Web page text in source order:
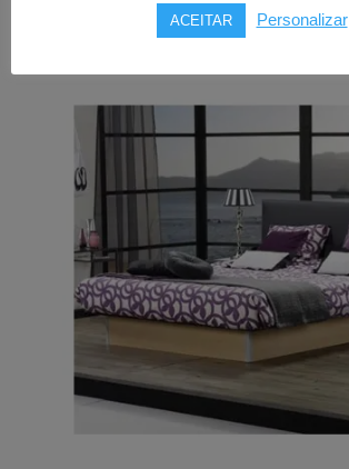
463,00€Price
range:
ACEITAR Personalizar